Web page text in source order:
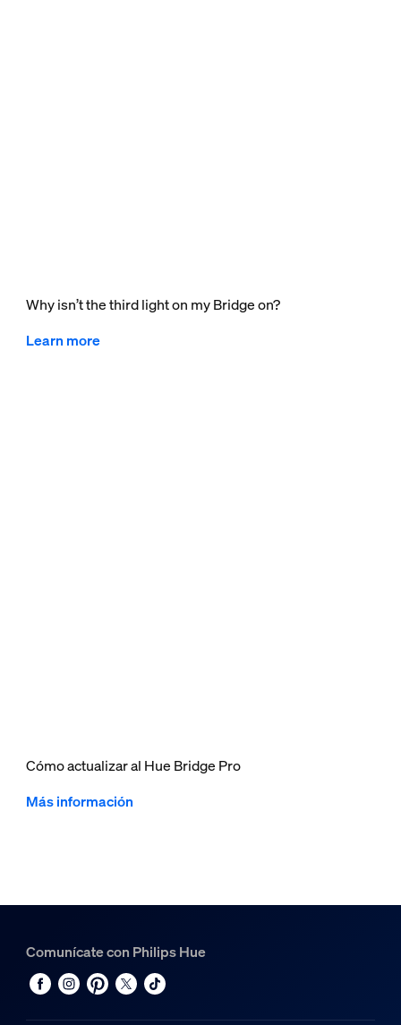
Why isn’t the third light on my Bridge on?
Learn more
Cómo actualizar al Hue Bridge Pro
Más información
Comunícate con Philips Hue